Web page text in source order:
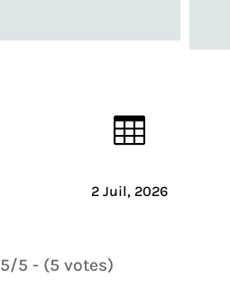

2 Juil, 2026
5/5 - (5 votes)